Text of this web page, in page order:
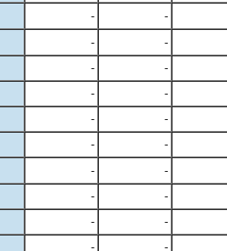
- -
- -
- -
- -
- -
- -
- -
- -
- -
- -